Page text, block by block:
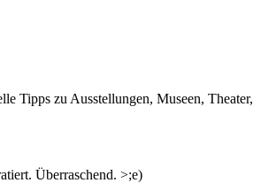
Tipps zu Ausstellungen, Museen, Theater,
Überraschend. >;e)